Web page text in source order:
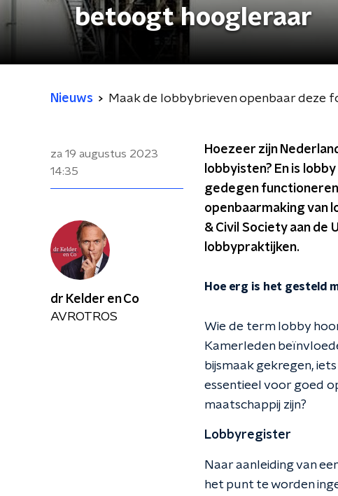
betoogt hoogleraar
Nieuws Maak de lobbybrieven openbaar deze
za 19 augustus 2023
14:35
Hoezeer zijn
lobbyisten? En is
gedegen functioneren
openbaarmaking van
& Civil Society aan de
lobbypraktijken.
Hoe erg is het gesteld
Wie de term lobby
Kamerleden
bijsmaak gekregen,
essentieel voor goed
maatschappij zijn?
Lobbyregister
Naar aanleiding van
het punt te worden
dr Kelder en Co
AVROTROS